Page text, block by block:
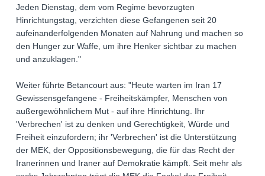
Jeden Dienstag, dem vom Regime bevorzugten
Hinrichtungstag, verzichten diese Gefangenen seit 20
aufeinanderfolgenden Monaten auf Nahrung und machen so
den Hunger zur Waffe, um ihre Henker sichtbar zu machen
und anzuklagen."
Weiter führte Betancourt aus: "Heute warten im Iran 17
Gewissensgefangene - Freiheitskämpfer, Menschen von
außergewöhnlichem Mut - auf ihre Hinrichtung. Ihr
'Verbrechen' ist zu denken und Gerechtigkeit, Würde und
Freiheit einzufordern; ihr 'Verbrechen' ist die Unterstützung
der MEK, der Oppositionsbewegung, die für das Recht der
Iranerinnen und Iraner auf Demokratie kämpft. Seit mehr als